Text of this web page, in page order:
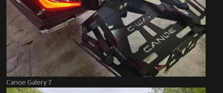
Canoe Galery 7